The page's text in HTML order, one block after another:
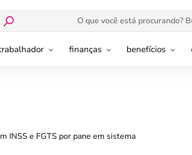
finanças benefícios
INSS e FGTS por pane em sistema